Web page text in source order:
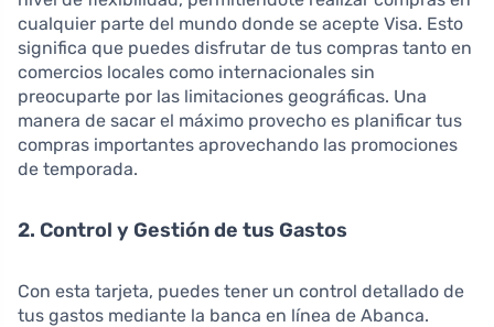
cualquier parte del mundo donde se acepte Visa. Esto
significa que puedes disfrutar de tus compras tanto en
comercios locales como internacionales sin
preocuparte por las limitaciones geográficas. Una
manera de sacar el máximo provecho es planificar tus
compras importantes aprovechando las promociones
de temporada.
2. Control y Gestión de tus Gastos
Con esta tarjeta, puedes tener un control detallado de
tus gastos mediante la banca en línea de Abanca.